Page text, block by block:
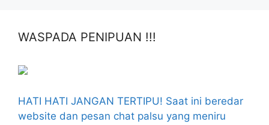
WASPADA PENIPUAN !!!
HATI HATI JANGAN TERTIPU! Saat ini beredar
website dan pesan chat palsu yang meniru